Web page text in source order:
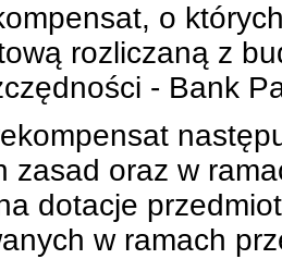
o
rozliczaną z
- Bank
zasad oraz w
dotacje
w ramach